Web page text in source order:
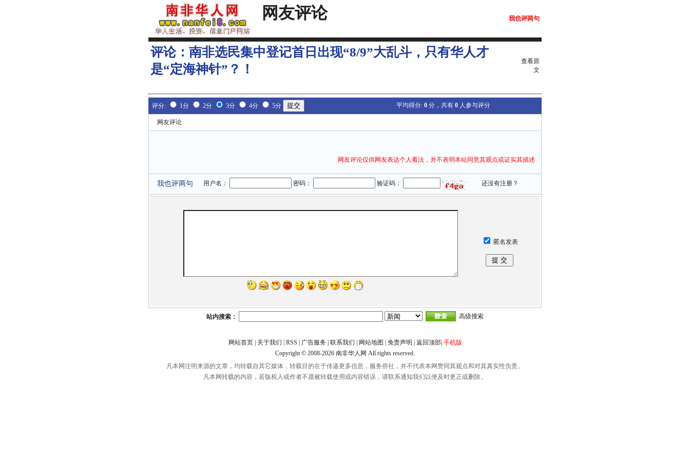
网友评论 我也评两句
评论： 南非选民集中登记首日出现“8/9”大乱斗，只有华人才
是“定海神针”？！
查看原
文
评分: 1分 2分 3分 4分 5分 平均得分: 0 分，共有 0 人参与评分
网友评论
网友评论仅供网友表达个人看法，并不表明本站同意其观点或证实其描述
我也评两句 用户名： 密码： 验证码： 还没有注册？
匿名发表
站内搜索： 高级搜索
网站首页| 关于我们 RSS 广告服务 联系我们 网站地图 免责声明 返回顶部| 手机版
Copyright © 2008-2026 南非华人网 All rights reserved.
凡本网注明来源的文章，均转载自其它媒体，转载目的在于传递更多信息，服务侨社，并不代表本网赞同其观点和对其真实性负责。
凡本网转载的内容，若版权人或作者不愿被转载使用或内容错误，请联系通知我们以便及时更正或删除。